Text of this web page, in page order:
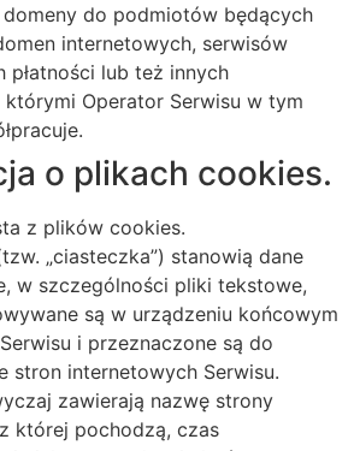
do podmiotów będących
internetowych, serwisów
płatności lub też innych
Operator Serwisu w tym
o plikach cookies.
z plików cookies.
„ciasteczka”) stanowią dane
w szczególności pliki tekstowe,
są w urządzeniu końcowym
i przeznaczone są do
stron internetowych Serwisu.
zawierają nazwę strony
której pochodzą, czas